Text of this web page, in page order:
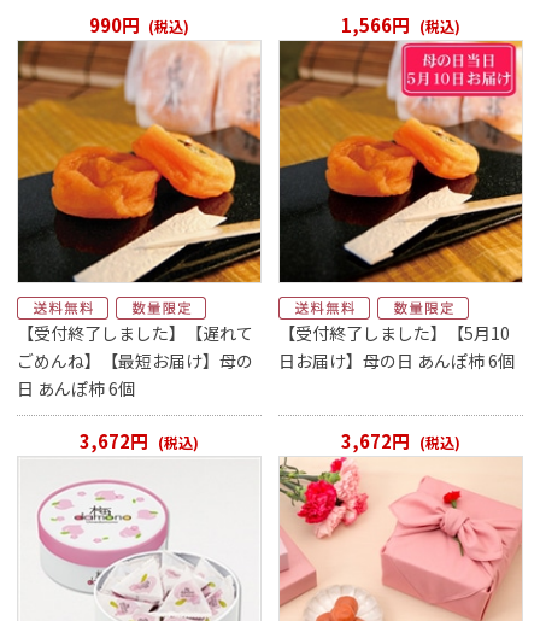
990円 (税込) 1,566円 (税込)
【受付終了しました】【遅れて
ごめんね】【最短お届け】母の
日 あんぽ柿 6個
3,672円 (税込)
【受付終了しました】【5月10
日お届け】母の日 あんぽ柿 6個
3,672円 (税込)